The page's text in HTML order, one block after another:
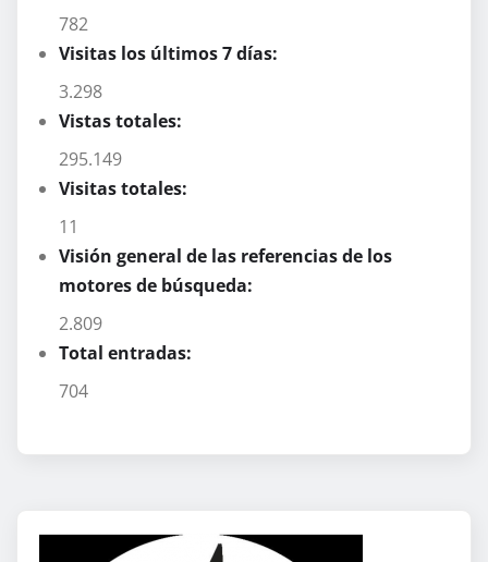
782
Visitas los últimos 7 días:
3.298
Vistas totales:
295.149
Visitas totales:
11
Visión general de las referencias de los
motores de búsqueda:
2.809
Total entradas:
704